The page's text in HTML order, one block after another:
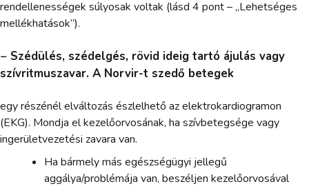
rendellenességek súlyosak voltak (lásd 4 pont – „Lehetséges
mellékhatások”).
− Szédülés, szédelgés, rövid ideig tartó ájulás vagy
szívritmuszavar. A Norvir-t szedő betegek
egy részénél elváltozás észlelhető az elektrokardiogramon
(EKG). Mondja el kezelőorvosának, ha szívbetegsége vagy
ingerületvezetési zavara van.
Ha bármely más egészségügyi jellegű
aggálya/problémája van, beszéljen kezelőorvosával